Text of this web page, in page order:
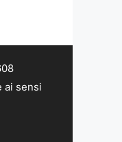
ai sensi